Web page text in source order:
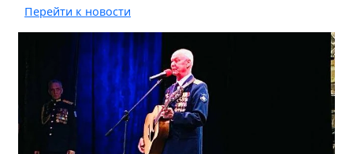
Перейти к новости